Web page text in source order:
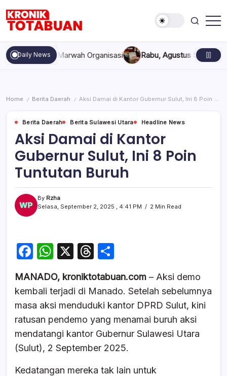
content
Totabuan
hari
ini
Kronik
Daily News
dan Marwah Organisasi Rabu, Agustus 5, 2026 , 11:44
Home / Berita Daerah / Aksi Damai di Kantor Gubernur Sulut, Ini 8 Poin Tuntutan Buruh
Berita Daerah Berita Sulawesi Utara Headline News
Aksi Damai di Kantor
Gubernur Sulut, Ini 8 Poin
Tuntutan Buruh
By Rzha
Selasa, September 2, 2025 , 4:41 PM
2 Min Read
F
c
e
b
o
o
k
W
at
s
A
p
p
X
T
e
a
d
s
ar
e
MANADO, kroniktotabuan.com – Aksi demo
kembali terjadi di Manado. Setelah sebelumnya
masa aksi menduduki kantor DPRD Sulut, kini
ratusan pendemo yang menamai buruh aksi
mendatangi kantor Gubernur Sulawesi Utara
(Sulut), 2 September 2025.
Kedatangan mereka tak lain untuk